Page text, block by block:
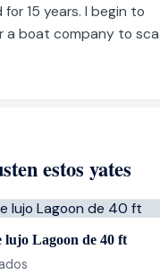
15 years. I begin to
a boat company to
his favorite place one
sensitive to the
a love one. Look no
estos yates
lujo Lagoon de 40 ft